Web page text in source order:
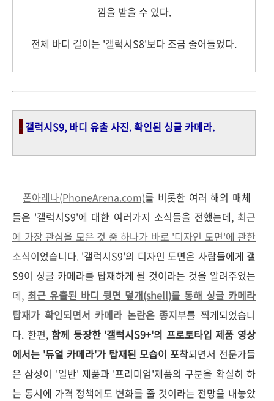
낌을 받을 수 있다.
전체 바디 길이는 '갤럭시S8'보다 조금 줄어들었다.
- 갤럭시S9, 바디 유출 사진. 확인된 싱글 카메라.
폰아레나(PhoneArena.com)를 비롯한 여러 해외 매체
들은 '갤럭시S9'에 대한 여러가지 소식들을 전했는데, 최근
에 가장 관심을 모은 것 중 하나가 바로 '디자인 도면'에 관한
소식이었습니다. '갤럭시S9'의 디자인 도면은 사람들에게 갤
S9이 싱글 카메라를 탑재하게 될 것이라는 것을 알려주었는
데, 최근 유출된 바디 뒷면 덮개(shell)를 통해 싱글 카메라
탑재가 확인되면서 카메라 논란은 종지부를 찍게되었습니
다. 한편, 함께 등장한 '갤럭시S9+'의 프로토타입 제품 영상
에서는 '듀얼 카메라'가 탑재된 모습이 포착되면서 전문가들
은 삼성이 '일반' 제품과 '프리미엄'제품의 구분을 확실히 하
는 동시에 가격 정책에도 변화를 줄 것이라는 전망을 내놓았